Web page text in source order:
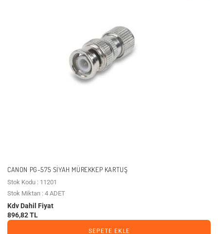
CANON PG-575 SIYAH MÜREKKEP KARTUŞ
Stok Kodu : 11201
Stok Miktarı : 4 ADET
Kdv Dahil Fiyat
896,82 TL
SEPETE EKLE